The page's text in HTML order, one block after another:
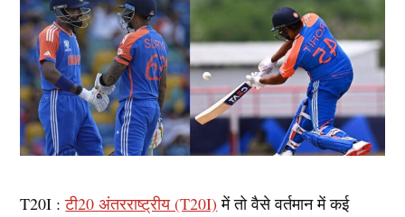
T20I :टी20 अंतरराष्ट्रीय (T20I) में तो वैसे वर्तमान में कई